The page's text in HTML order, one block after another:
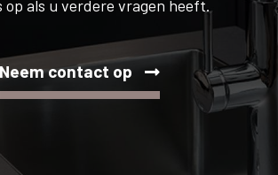
op als u verdere vragen heeft.
Neem contact op